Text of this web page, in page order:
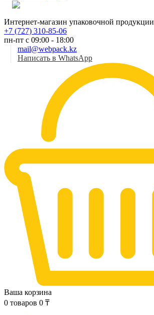
Интернет-магазин упаковочной продукции
+7 (727) 310-85-06
пн-пт с 09:00 - 18:00
mail@webpack.kz
Написать в WhatsApp
Ваша корзина
0 товаров 0 ₸